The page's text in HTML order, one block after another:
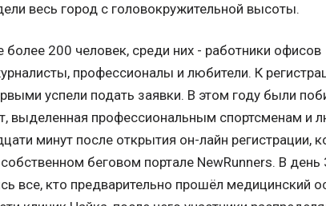
весь город с головокружительной высоты.
более 200 человек, среди них - работники офисов
профессионалы и любители. К
успели подать заявки. В этом году были
выделенная профессиональным спортсменам и
минут после открытия он-лайн регистрации,
беговом портале NewRunners. В день
все, кто предварительно прошёл медицинский